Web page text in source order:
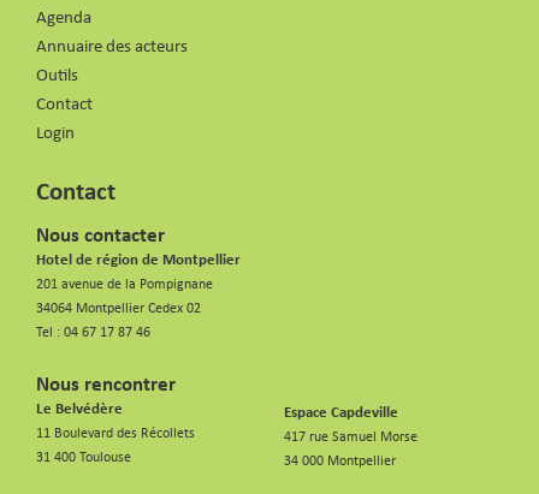
Agenda
Annuaire des acteurs
Outils
Contact
Login
Contact
Nous contacter
Hotel de région de Montpellier
201 avenue de la Pompignane
34064 Montpellier Cedex 02
Tel : 04 67 17 87 46
Nous rencontrer
Le Belvédère
11 Boulevard des Récollets
31 400 Toulouse
Espace Capdeville
417 rue Samuel Morse
34 000 Montpellier